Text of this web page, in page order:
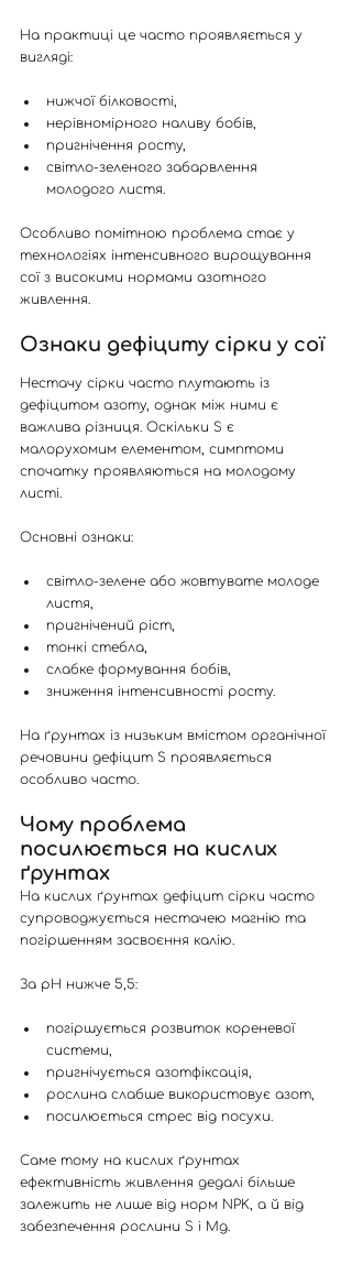
На практиці це часто проявляється у
вигляді:
нижчої білковості,
нерівномірного наливу бобів,
пригнічення росту,
світло-зеленого забарвлення
молодого листя.
Особливо помітною проблема стає у
технологіях інтенсивного вирощування
сої з високими нормами азотного
живлення.
Ознаки дефіциту сірки у сої
Нестачу сірки часто плутають із
дефіцитом азоту, однак між ними є
важлива різниця. Оскільки S є
малорухомим елементом, симптоми
спочатку проявляються на молодому
листі.
Основні ознаки:
світло-зелене або жовтувате молоде
листя,
пригнічений ріст,
тонкі стебла,
слабке формування бобів,
зниження інтенсивності росту.
На ґрунтах із низьким вмістом органічної
речовини дефіцит S проявляється
особливо часто.
Чому проблема
посилюється на кислих
ґрунтах
На кислих ґрунтах дефіцит сірки часто
супроводжується нестачею магнію та
погіршенням засвоєння калію.
За pH нижче 5,5:
погіршується розвиток кореневої
системи,
пригнічується азотфіксація,
рослина слабше використовує азот,
посилюється стрес від посухи.
Саме тому на кислих ґрунтах
ефективність живлення дедалі більше
залежить не лише від норм NPK, а й від
забезпечення рослини S і Mg.